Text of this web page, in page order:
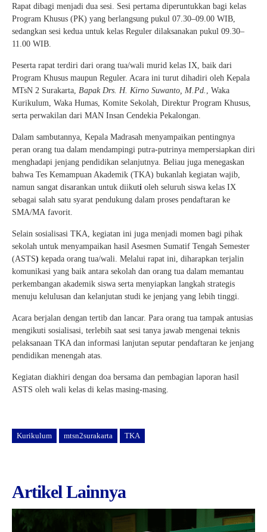
Rapat dibagi menjadi dua sesi. Sesi pertama diperuntukkan bagi kelas
Program Khusus (PK) yang berlangsung pukul 07.30–09.00 WIB,
sedangkan sesi kedua untuk kelas Reguler dilaksanakan pukul 09.30–
11.00 WIB.
Peserta rapat terdiri dari orang tua/wali murid kelas IX, baik dari
Program Khusus maupun Reguler. Acara ini turut dihadiri oleh Kepala
MTsN 2 Surakarta, Bapak Drs. H. Kirno Suwanto, M.Pd. , Waka
Kurikulum, Waka Humas, Komite Sekolah, Direktur Program Khusus,
serta perwakilan dari MAN Insan Cendekia Pekalongan.
Dalam sambutannya, Kepala Madrasah menyampaikan pentingnya
peran orang tua dalam mendampingi putra-putrinya mempersiapkan diri
menghadapi jenjang pendidikan selanjutnya. Beliau juga menegaskan
bahwa Tes Kemampuan Akademik (TKA) bukanlah kegiatan wajib,
namun sangat disarankan untuk diikuti oleh seluruh siswa kelas IX
sebagai salah satu syarat pendukung dalam proses pendaftaran ke
SMA/MA favorit.
Selain sosialisasi TKA, kegiatan ini juga menjadi momen bagi pihak
sekolah untuk menyampaikan hasil Asesmen Sumatif Tengah Semester
(ASTS) kepada orang tua/wali. Melalui rapat ini, diharapkan terjalin
komunikasi yang baik antara sekolah dan orang tua dalam memantau
perkembangan akademik siswa serta menyiapkan langkah strategis
menuju kelulusan dan kelanjutan studi ke jenjang yang lebih tinggi.
Acara berjalan dengan tertib dan lancar. Para orang tua tampak antusias
mengikuti sosialisasi, terlebih saat sesi tanya jawab mengenai teknis
pelaksanaan TKA dan informasi lanjutan seputar pendaftaran ke jenjang
pendidikan menengah atas.
Kegiatan diakhiri dengan doa bersama dan pembagian laporan hasil
ASTS oleh wali kelas di kelas masing-masing.
Kurikulum mtsn2surakarta TKA
Artikel Lainnya